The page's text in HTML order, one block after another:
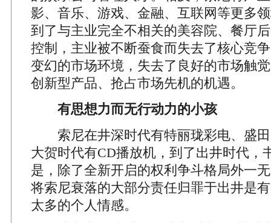
影、音乐、游戏、金融、互联网等更多
到了与主业完全不相关的美容院、餐厅
控制，主业被不断蚕食而失去了核心竞
变幻的市场环境，失去了良好的市场触
创新型产品、抢占市场先机的机遇。
有思想力而无行动力的小孩
索尼在井深时代有特丽珑彩电、盛田
大贺时代有CD播放机，到了出井时代，
是，除了全新开启的权利争斗格局外一
将索尼衰落的大部分责任归罪于出井是
太多的个人情感。